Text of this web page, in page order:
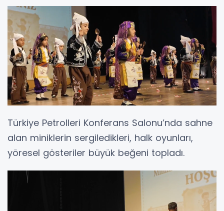
Türkiye Petrolleri Konferans Salonu’nda sahne
alan miniklerin sergiledikleri, halk oyunları,
yöresel gösteriler büyük beğeni topladı.